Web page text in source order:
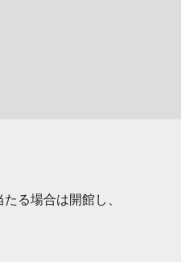
る場合は開館し、